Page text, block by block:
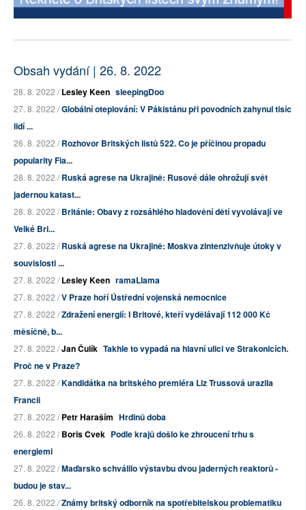
Obsah vydání | 26. 8. 2022
28. 8. 2022 /Lesley Keen sleepingDoo
27. 8. 2022 /Globální oteplování: V Pákistánu při povodních zahynul tisíc
lidí ...
26. 8. 2022 /Rozhovor Britských listů 522. Co je příčinou propadu
popularity Fia...
28. 8. 2022 /Ruská agrese na Ukrajině: Rusové dále ohrožují svět
jadernou katast...
28. 8. 2022 /Británie: Obavy z rozsáhlého hladovění dětí vyvolávají ve
Velké Bri...
27. 8. 2022 /Ruská agrese na Ukrajině: Moskva zintenzivňuje útoky v
souvislosti ...
27. 8. 2022 /Lesley Keen ramaLlama
27. 8. 2022 /V Praze hoří Ústřední vojenská nemocnice
27. 8. 2022 /Zdražení energií: I Britové, kteří vydělávají 112 000 Kč
měsíčně, b...
27. 8. 2022 /Jan Čulík Takhle to vypadá na hlavní ulici ve Strakonicích.
Proč ne v Praze?
27. 8. 2022 /Kandidátka na britského premiéra Liz Trussová urazila
Francii
27. 8. 2022 /Petr Haraším Hrdinů doba
26. 8. 2022 /Boris Cvek Podle krajů došlo ke zhroucení trhu s
energiemi
27. 8. 2022 /Maďarsko schválilo výstavbu dvou jaderných reaktorů -
budou je stav...
26. 8. 2022 /Známy britský odborník na spotřebitelskou problematiku